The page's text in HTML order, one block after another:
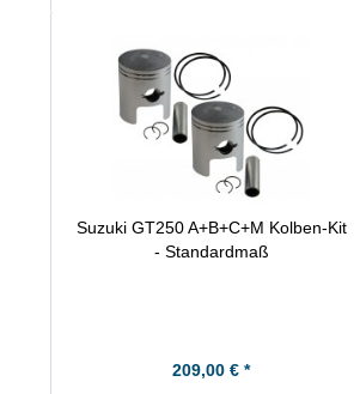
Suzuki GT250 A+B+C+M Kolben-Kit
- Standardmaß
209,00 € *